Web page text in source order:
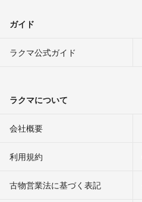
ガイド
ラクマ公式ガイド
ラクマについて
会社概要
利用規約
古物営業法に基づく表記